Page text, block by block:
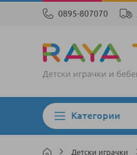
0895-807070
Категории
Детски играчки